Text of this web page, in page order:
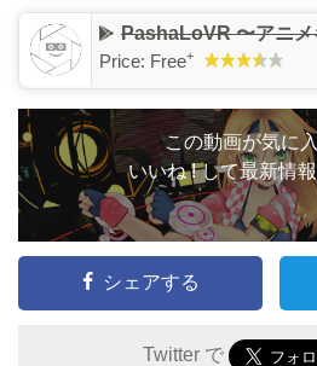
PashaLoVR 〜アニ
Price: Free+
この動画が気に
いいね ! して最新情
シェアする
Twitter で